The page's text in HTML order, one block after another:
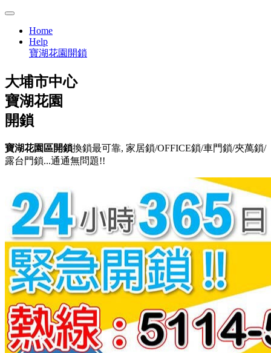
Home
Help
寶湖花園開鎖
大埔市中心
寶湖花園
開鎖
寶湖花園區開鎖換鎖最可靠, 家居鎖/OFFICE鎖/車門鎖/夾萬鎖/
露台門鎖...通通無問題!!